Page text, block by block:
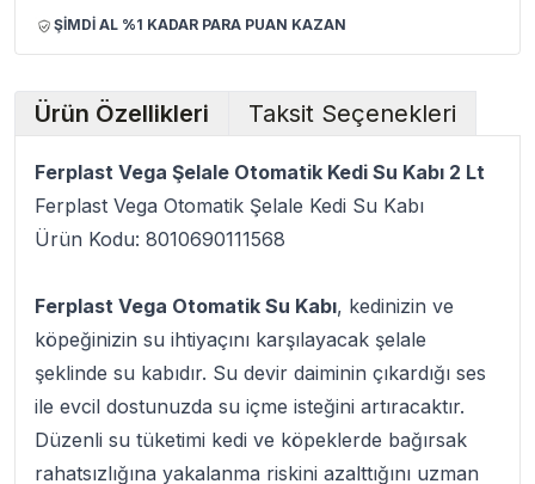
ŞİMDİ AL %1 KADAR PARA PUAN KAZAN
Ürün Özellikleri Taksit Seçenekleri
Ferplast Vega Şelale Otomatik Kedi Su Kabı 2 Lt
Ferplast Vega Otomatik Şelale Kedi Su Kabı
Ürün Kodu: 8010690111568
Ferplast Vega Otomatik Su Kabı, kedinizin ve
köpeğinizin su ihtiyaçını karşılayacak şelale
şeklinde su kabıdır. Su devir daiminin çıkardığı ses
ile evcil dostunuzda su içme isteğini artıracaktır.
Düzenli su tüketimi kedi ve köpeklerde bağırsak
rahatsızlığına yakalanma riskini azalttığını uzman